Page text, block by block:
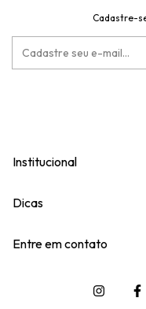
Cadastre-
Institucional
Dicas
Entre em contato